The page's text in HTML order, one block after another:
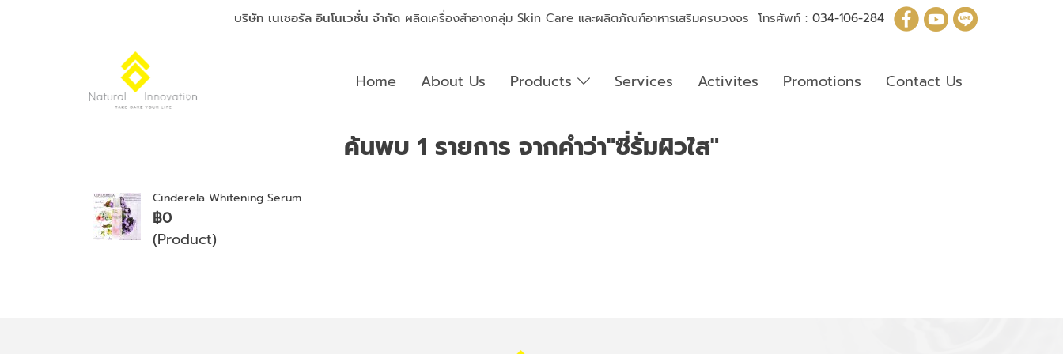
บริษัท เนเชอรัล อินโนเวชั่น จำกัด ผลิตเครื่องสำอางกลุ่ม Skin Care และผลิตภัณฑ์อาหารเสริมครบวงจร โทรศัพท์ : 034-106-284
Home About Us Products Services Activites Promotions Contact Us
ค้นพบ 1 รายการ จากคำว่า"ซี่รั่มผิวใส"
Cinderela Whitening Serum
฿0
(Product)